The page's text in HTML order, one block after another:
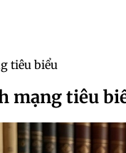
tiêu biểu
mạng tiêu